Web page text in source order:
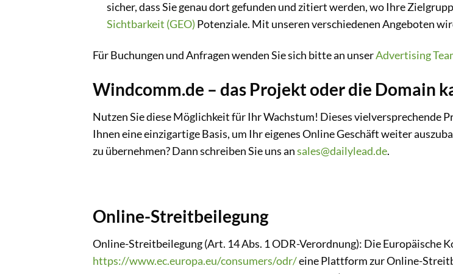
sicher, dass Sie genau dort gefunden und zitiert werden, wo Ihre
Sichtbarkeit (GEO) Potenziale. Mit unseren verschiedenen Angeboten
Für Buchungen und Anfragen wenden Sie sich bitte an unserAdvertising
Windcomm.de – das Projekt oder die Domain
Nutzen Sie diese Möglichkeit für Ihr Wachstum! Dieses vielversprechende
Ihnen eine einzigartige Basis, um Ihr eigenes Online Geschäft weiter
zu übernehmen? Dann schreiben Sie uns ansales@dailylead.de.
Online-Streitbeilegung
Online-Streitbeilegung (Art. 14 Abs. 1 ODR-Verordnung): Die Europäische
https://www.ec.europa.eu/consumers/odr/eine Plattform zur Online-